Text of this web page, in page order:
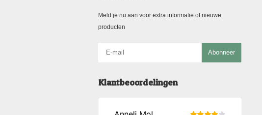
Meld je nu aan voor extra informatie of nieuwe
producten
Abonneer
Klantbeoordelingen